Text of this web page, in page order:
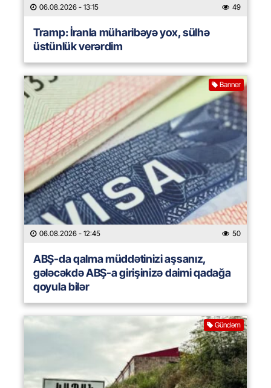
06.08.2026 - 13:15 49
Tramp: İranla müharibəyə yox, sülhə
üstünlük verərdim
Banner
06.08.2026 - 12:45 50
ABŞ-da qalma müddətinizi aşsanız,
gələcəkdə ABŞ-a girişinizə daimi qadağa
qoyula bilər
Gündəm